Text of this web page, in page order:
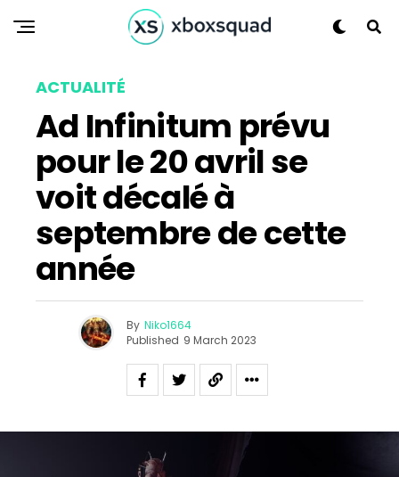
ACTUALITÉ
Ad Infinitum prévu
pour le 20 avril se
voit décalé à
septembre de cette
année
By Niko1664
Published 9 March 2023
Reddit
Pinterest